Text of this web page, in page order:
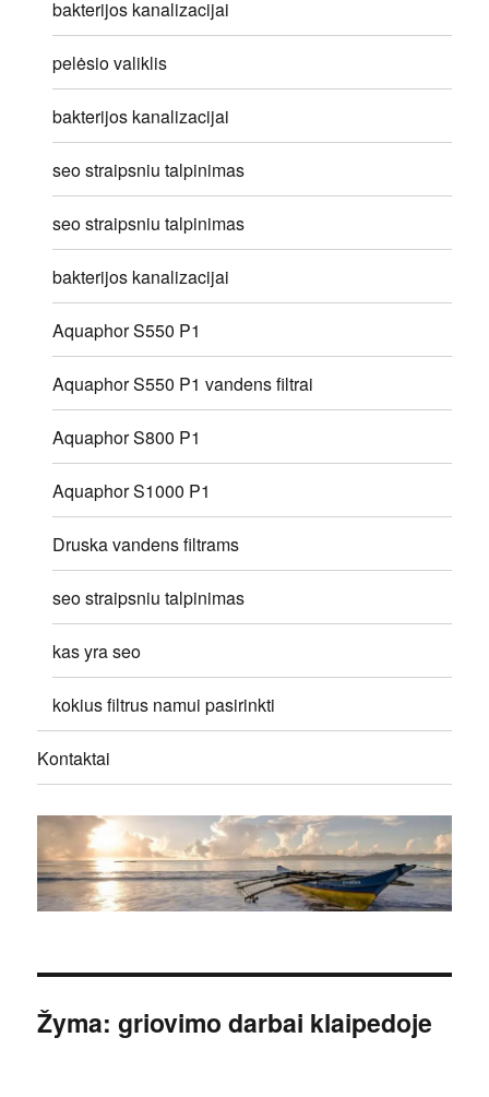
bakterijos kanalizacijai
pelėsio valiklis
bakterijos kanalizacijai
seo straipsniu talpinimas
seo straipsniu talpinimas
bakterijos kanalizacijai
Aquaphor S550 P1
Aquaphor S550 P1 vandens filtrai
Aquaphor S800 P1
Aquaphor S1000 P1
Druska vandens filtrams
seo straipsniu talpinimas
kas yra seo
kokius filtrus namui pasirinkti
Kontaktai
Žyma:griovimo darbai klaipedoje